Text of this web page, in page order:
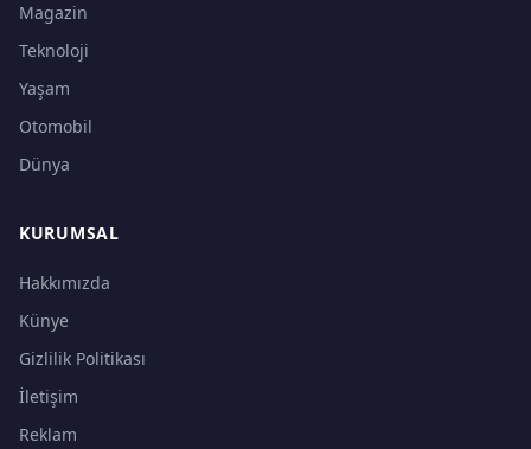
Magazin
Teknoloji
Yaşam
Otomobil
Dünya
KURUMSAL
Hakkımızda
Künye
Gizlilik Politikası
İletişim
Reklam